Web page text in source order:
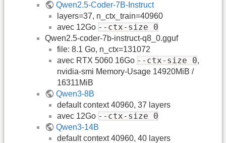
Qwen2.5-Coder-7B-Instruct
layers=37, n_ctx_train=40960
avec 12Go --ctx-size 0
Qwen2.5-coder-7b-instruct-q8_0.gguf
file: 8.1 Go, n_ctx=131072
avec RTX 5060 16Go --ctx-size 0,
nvidia-smi Memory-Usage 14920MiB /
16311MiB
Qwen3-8B
default context 40960, 37 layers
avec 12Go --ctx-size 0
Qwen3-14B
default context 40960, 40 layers